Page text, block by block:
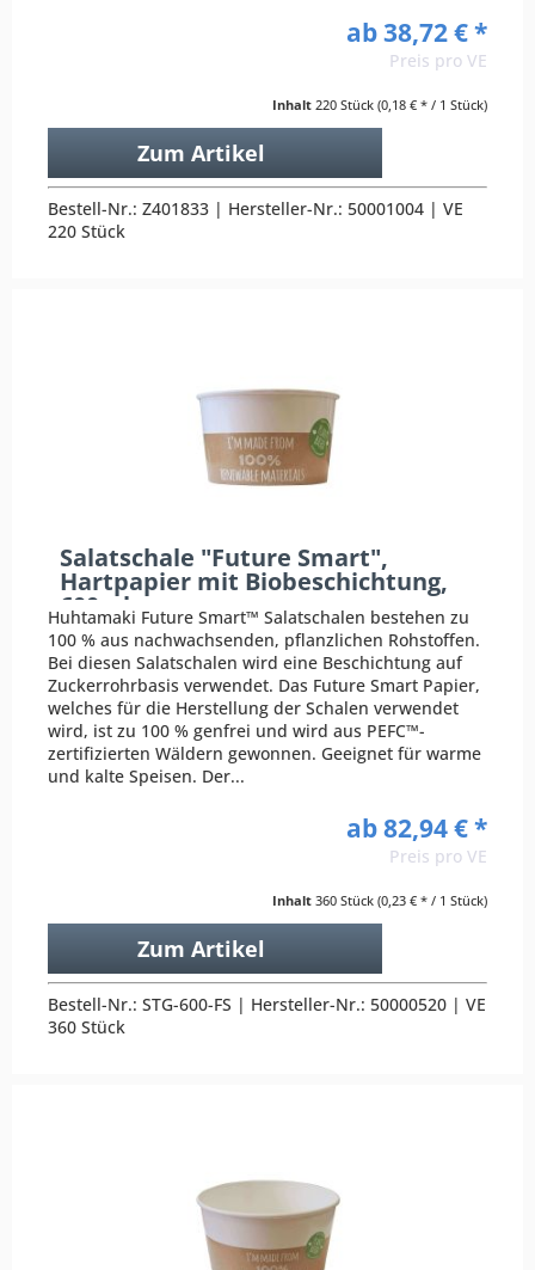
ab 38,72 € *
Preis pro VE
Inhalt 220 Stück (0,18 € * / 1 Stück)
Zum Artikel
Bestell-Nr.: Z401833 | Hersteller-Nr.: 50001004 | VE
220 Stück
Salatschale "Future Smart",
Hartpapier mit Biobeschichtung,
600ml
Huhtamaki Future Smart™ Salatschalen bestehen zu
100 % aus nachwachsenden, pflanzlichen Rohstoffen.
Bei diesen Salatschalen wird eine Beschichtung auf
Zuckerrohrbasis verwendet. Das Future Smart Papier,
welches für die Herstellung der Schalen verwendet
wird, ist zu 100 % genfrei und wird aus PEFC™-
zertifizierten Wäldern gewonnen. Geeignet für warme
und kalte Speisen. Der...
ab 82,94 € *
Preis pro VE
Inhalt 360 Stück (0,23 € * / 1 Stück)
Zum Artikel
Bestell-Nr.: STG-600-FS | Hersteller-Nr.: 50000520 | VE
360 Stück